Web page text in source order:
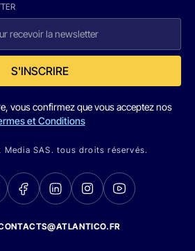
S'INSCRIRE
vous confirmez que vous acceptez nos
et Conditions
SAS. tous droits réservés.